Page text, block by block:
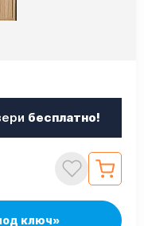
бесплатно!
ключ»